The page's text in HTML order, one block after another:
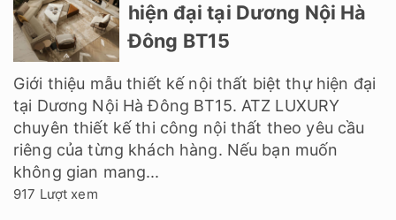
hiện đại tại Dương Nội Hà
Đông BT15
Giới thiệu mẫu thiết kế nội thất biệt thự hiện đại
tại Dương Nội Hà Đông BT15. ATZ LUXURY
chuyên thiết kế thi công nội thất theo yêu cầu
riêng của từng khách hàng. Nếu bạn muốn
không gian mang...
917 Lượt xem